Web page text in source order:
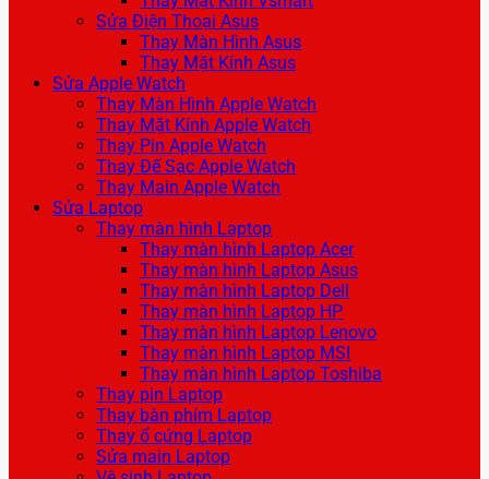
Sửa Điện Thoại Asus
Thay Màn Hình Asus
Thay Mặt Kính Asus
Sửa Apple Watch
Thay Màn Hình Apple Watch
Thay Mặt Kính Apple Watch
Thay Pin Apple Watch
Thay Đế Sạc Apple Watch
Thay Main Apple Watch
Sửa Laptop
Thay màn hình Laptop
Thay màn hình Laptop Acer
Thay màn hình Laptop Asus
Thay màn hình Laptop Dell
Thay màn hình Laptop HP
Thay màn hình Laptop Lenovo
Thay màn hình Laptop MSI
Thay màn hình Laptop Toshiba
Thay pin Laptop
Thay bàn phím Laptop
Thay ổ cứng Laptop
Sửa main Laptop